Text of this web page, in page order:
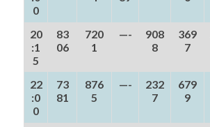
0
20
:1
5
83
06
720
1
—-
908
8
369
7
22
:0
0
73
81
876
5
—-
232
7
679
9